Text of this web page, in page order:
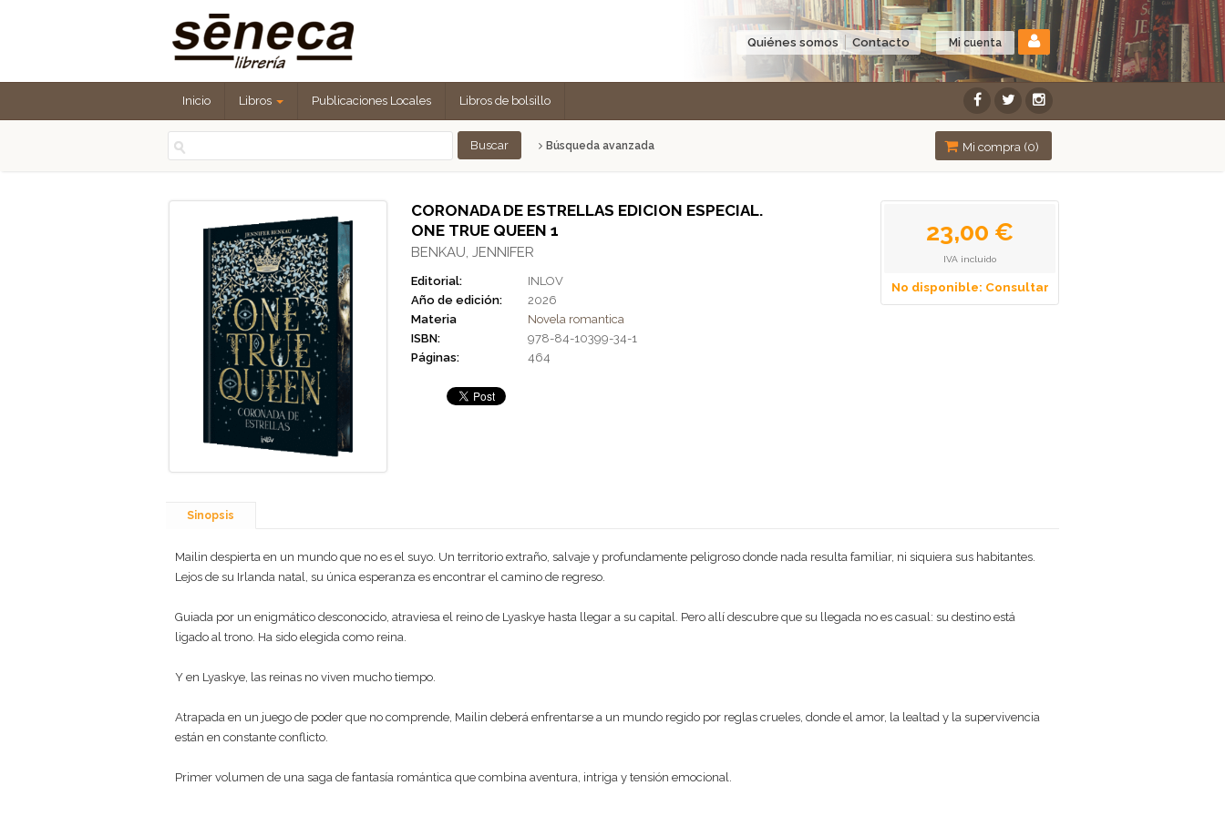
Mi cuenta
Quiénes somos Contacto
Inicio Libros Publicaciones Locales Libros de bolsillo
Búsqueda avanzada Mi compra (0)
CORONADA DE ESTRELLAS EDICION ESPECIAL.
ONE TRUE QUEEN 1
BENKAU, JENNIFER
Editorial:
INLOV
Año de edición:
2026
Materia
Novela romantica
ISBN:
978-84-10399-34-1
Páginas:
464
23,00 €
IVA incluido
No disponible: Consultar
Sinopsis
Mailin despierta en un mundo que no es el suyo. Un territorio extraño, salvaje y profundamente peligroso donde nada resulta familiar, ni siquiera sus habitantes.
Lejos de su Irlanda natal, su única esperanza es encontrar el camino de regreso.
Guiada por un enigmático desconocido, atraviesa el reino de Lyaskye hasta llegar a su capital. Pero allí descubre que su llegada no es casual: su destino está
ligado al trono. Ha sido elegida como reina.
Y en Lyaskye, las reinas no viven mucho tiempo.
Atrapada en un juego de poder que no comprende, Mailin deberá enfrentarse a un mundo regido por reglas crueles, donde el amor, la lealtad y la supervivencia
están en constante conflicto.
Primer volumen de una saga de fantasía romántica que combina aventura, intriga y tensión emocional.